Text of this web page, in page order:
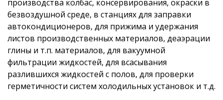
производства колбас, консервирования, окраски в
безвоздушной среде, в станциях для заправки
автокондиционеров, для прижима и удержания
листов производственных материалов, деаэрации
глины и т.п. материалов, для вакуумной
фильтрации жидкостей, для всасывания
разлившихся жидкостей с полов, для проверки
герметичности систем холодильных установок и т.д.